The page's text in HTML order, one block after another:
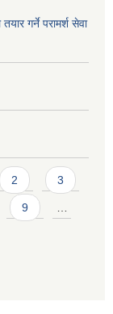
गर्ने परामर्श सेवा
2 3
9 …